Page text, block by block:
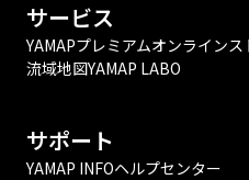
サービス
YAMAPプレミアムオンラインス
流域地図YAMAP LABO
サポート
YAMAP INFOヘルプセンター